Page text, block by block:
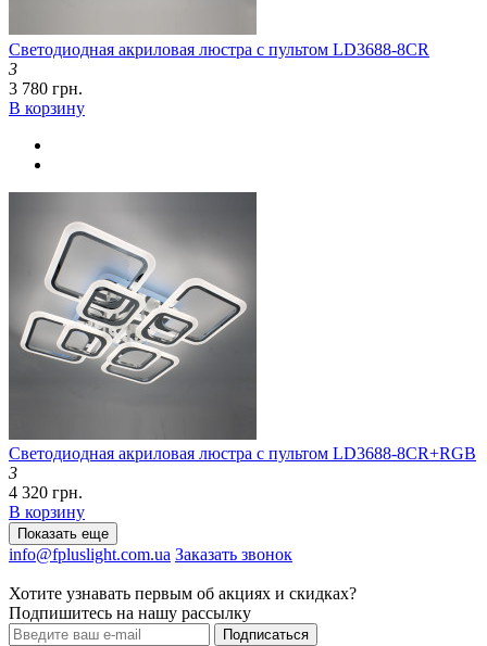
Светодиодная акриловая люстра с пультом LD3688-8CR
3
3 780 грн.
В корзину
Светодиодная акриловая люстра с пультом LD3688-8CR+RGB
3
4 320 грн.
В корзину
Показать еще
info@fpluslight.com.ua Заказать звонок
Хотите узнавать первым об акциях и скидках?
Подпишитесь на нашу рассылку
Подписаться